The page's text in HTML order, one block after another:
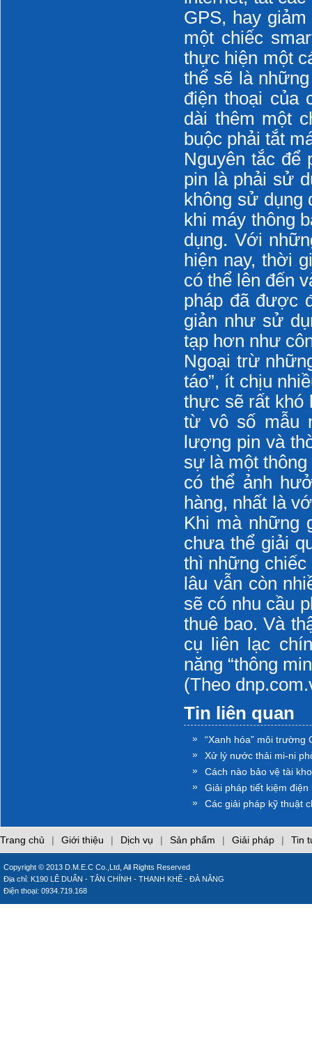
GPS, hay
một chiếc
thực hiện một
thể sẽ là
điện thoại của
dài thêm một
buộc phải tắt
Nguyên tắc để
pin là phải sử
không sử dụng
khi máy thông
dụng. Với
hiện nay, thời
có thể lên đến
pháp đã được
giản như sử
tạp hơn như
Ngoại trừ
táo”, ít chịu
thực sẽ rất khó
từ vô số mẫu
lượng pin và
sự là một
có thể ảnh
hàng, nhất là
Khi mà những
chưa thể giải
thì những chiếc
lâu vẫn còn
sẽ có nhu cầu
thuê bao. Và
cụ liên lạc
năng “thông
(Theo
Tin liên quan
»
“Xanh hóa” môi trường
»
Xử lý nước thải mi-ni
»
Cách nào bảo vệ tài
»
Giải pháp tiết kiệm
»
Các giải pháp kỹ thuật
Trang chủ | Giới thiệu | Dịch vụ | Sản phẩm | Giải pháp | Tin
Copyright © 2013 D.M.E.C Co.,Ltd, All Rights Reserved
Địa chỉ: K190 LÊ DUẨN - TÂN CHÍNH - THANH KHÊ - ĐÀ NẴNG
Điện thoại: 0934.719.168